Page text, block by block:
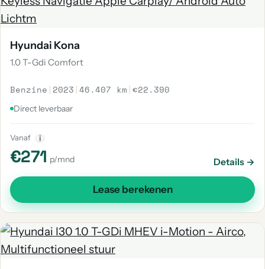
Hyundai Kona
1.0 T-Gdi Comfort
Benzine | 2023 |46.407 km |€22.390
Direct leverbaar
Vanaf i
€271 p/mnd Details →
Lease berekenen